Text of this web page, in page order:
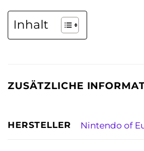
Inhalt
ZUSÄTZLICHE
HERSTELLER Nintendo of